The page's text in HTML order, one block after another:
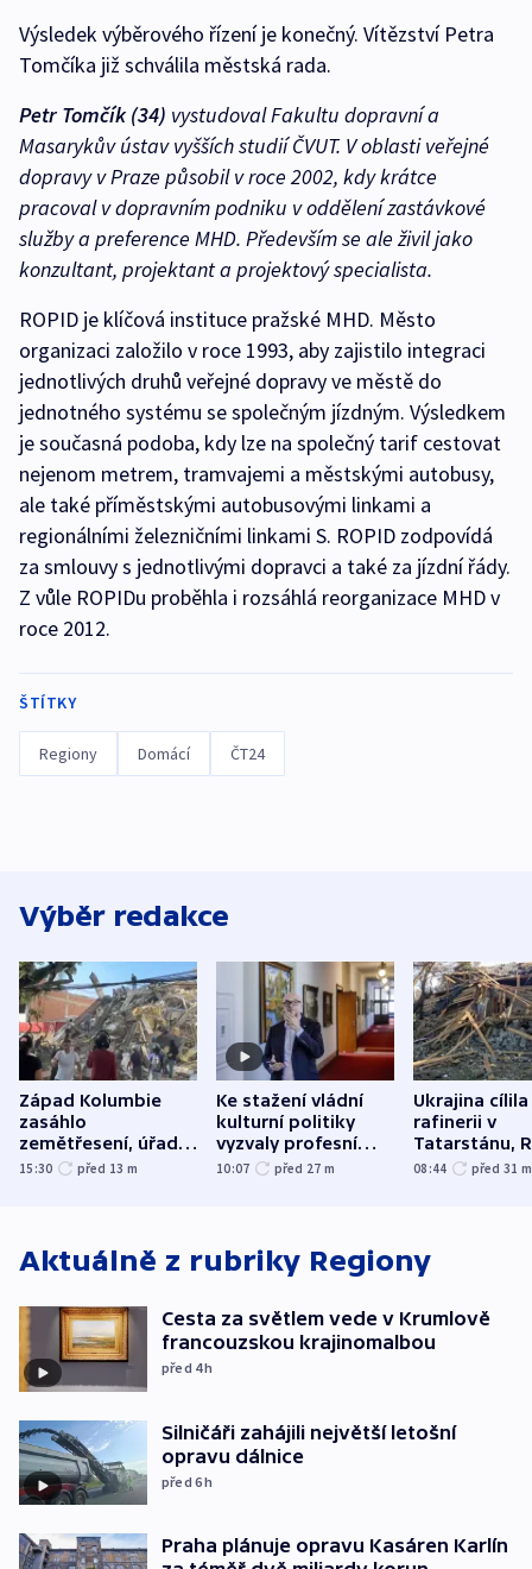
Výsledek výběrového řízení je konečný. Vítězství Petra
Tomčíka již schválila městská rada.
Petr Tomčík (34) vystudoval Fakultu dopravní a
Masarykův ústav vyšších studií ČVUT. V oblasti veřejné
dopravy v Praze působil v roce 2002, kdy krátce
pracoval v dopravním podniku v oddělení zastávkové
služby a preference MHD. Především se ale živil jako
konzultant, projektant a projektový specialista.
ROPID je klíčová instituce pražské MHD. Město
organizaci založilo v roce 1993, aby zajistilo integraci
jednotlivých druhů veřejné dopravy ve městě do
jednotného systému se společným jízdným. Výsledkem
je současná podoba, kdy lze na společný tarif cestovat
nejenom metrem, tramvajemi a městskými autobusy,
ale také příměstskými autobusovými linkami a
regionálními železničními linkami S. ROPID zodpovídá
za smlouvy s jednotlivými dopravci a také za jízdní řády.
Z vůle ROPIDu proběhla i rozsáhlá reorganizace MHD v
roce 2012.
ŠTÍTKY
Regiony Domácí ČT24
Výběr redakce
Západ Kolumbie
zasáhlo
zemětřesení, úřady
hlásí přes sto obětí
15:30 před 13 m
Ke stažení vládní
kulturní politiky
vyzvaly profesní
organizace, spolky i
10:07 před 27 m
Ukrajina cílila
rafinerii v
Tatarstánu,
útočilo na
08:44 před 31 m
Aktuálně z rubriky Regiony
Cesta za světlem vede v Krumlově
francouzskou krajinomalbou
před 4h
Silničáři zahájili největší letošní
opravu dálnice
před 6h
Praha plánuje opravu Kasáren Karlín